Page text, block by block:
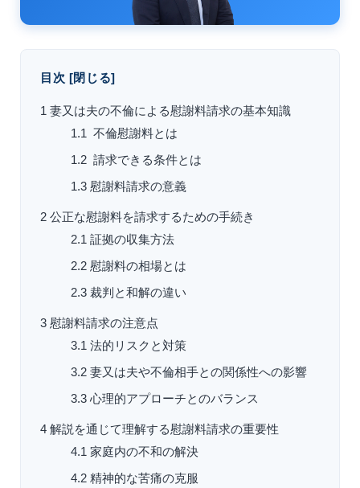
目次 [閉じる]
1 妻又は夫の不倫による慰謝料請求の基本知識
1.1 不倫慰謝料とは
1.2 請求できる条件とは
1.3 慰謝料請求の意義
2 公正な慰謝料を請求するための手続き
2.1 証拠の収集方法
2.2 慰謝料の相場とは
2.3 裁判と和解の違い
3 慰謝料請求の注意点
3.1 法的リスクと対策
3.2 妻又は夫や不倫相手との関係性への影響
3.3 心理的アプローチとのバランス
4 解説を通じて理解する慰謝料請求の重要性
4.1 家庭内の不和の解決
4.2 精神的な苦痛の克服